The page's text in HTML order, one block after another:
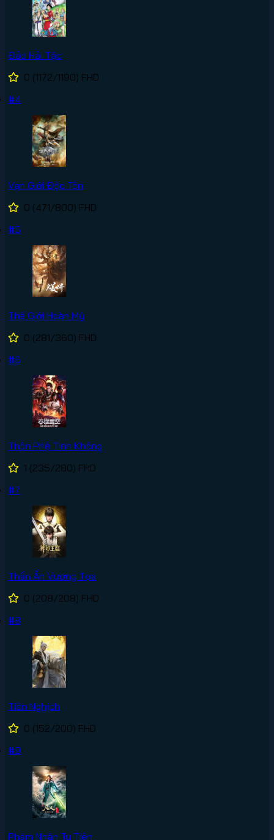
Đảo Hải Tặc
0 (1172/1190) FHD
#4
Vạn Giới Độc Tôn
0 (471/800) FHD
#5
Thế Giới Hoàn Mỹ
0 (281/360) FHD
#6
Thôn Phệ Tinh Không
1 (235/280) FHD
#7
Thần Ấn Vương Tọa
0 (208/208) FHD
#8
Tiên Nghịch
0 (152/200) FHD
#9
Phàm Nhân Tu Tiên